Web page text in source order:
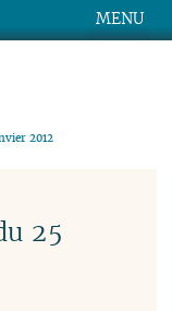
MENU
2012
25